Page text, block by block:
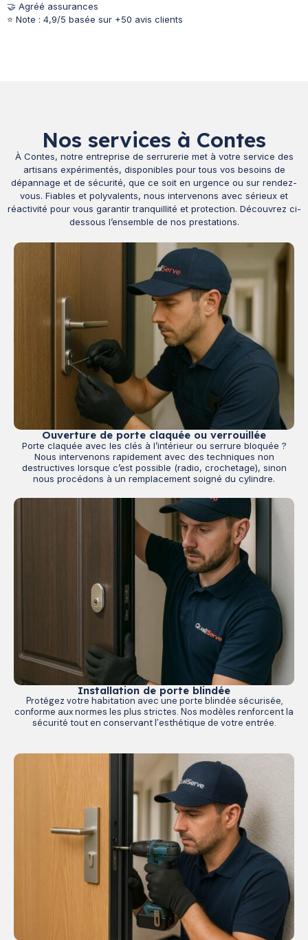
🤝 Agréé assurances
⭐ Note : 4,9/5 basée sur +50 avis clients
Nos services à Contes
À Contes, notre entreprise de serrurerie met à votre service des
artisans expérimentés, disponibles pour tous vos besoins de
dépannage et de sécurité, que ce soit en urgence ou sur rendez-
vous. Fiables et polyvalents, nous intervenons avec sérieux et
réactivité pour vous garantir tranquillité et protection. Découvrez ci-
dessous l’ensemble de nos prestations.
Ouverture de porte claquée ou verrouillée
Porte claquée avec les clés à l’intérieur ou serrure bloquée ?
Nous intervenons rapidement avec des techniques non
destructives lorsque c’est possible (radio, crochetage), sinon
nous procédons à un remplacement soigné du cylindre.
Installation de porte blindée
Protégez votre habitation avec une porte blindée sécurisée,
conforme aux normes les plus strictes. Nos modèles renforcent la
sécurité tout en conservant l’esthétique de votre entrée.